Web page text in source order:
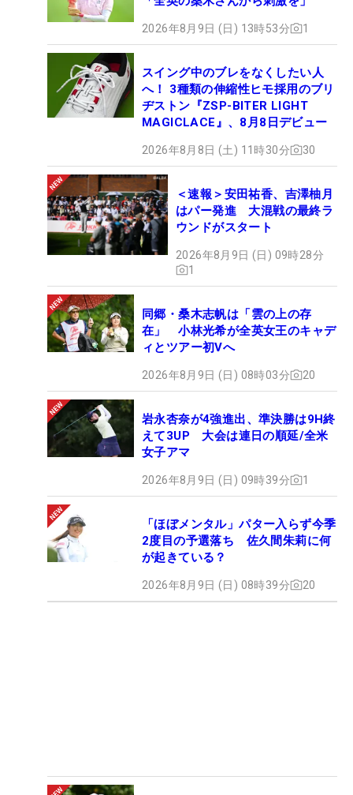
2026年8月9日 (日) 13時53分 1
スイング中のブレをなくしたい人
へ！ 3種類の伸縮性ヒモ採用のブリ
ヂストン『ZSP-BITER LIGHT
MAGICLACE』、8月8日デビュー
2026年8月8日 (土) 11時30分 30
＜速報＞安田祐香、吉澤柚月
はパー発進 大混戦の最終ラ
ウンドがスタート
2026年8月9日 (日) 09時28分
1
同郷・桑木志帆は「雲の上の存
在」 小林光希が全英女王のキャデ
ィとツアー初Vへ
2026年8月9日 (日) 08時03分 20
岩永杏奈が4強進出、準決勝は9H終
えて3UP 大会は連日の順延/全米
女子アマ
2026年8月9日 (日) 09時39分 1
「ほぼメンタル」パター入らず今季
2度目の予選落ち 佐久間朱莉に何
が起きている？
2026年8月9日 (日) 08時39分 20